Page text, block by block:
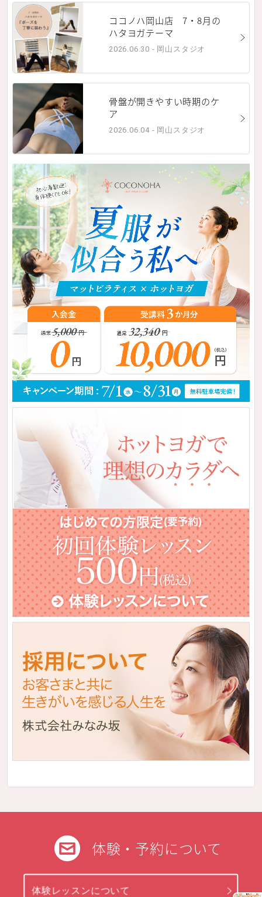
ココノハ岡山店 7・8月の
ハタヨガテーマ
2026.06.30 - 岡山スタジオ
骨盤が開きやすい時期のケ
ア
2026.06.04 - 岡山スタジオ
体験・予約について
体験レッスンについて